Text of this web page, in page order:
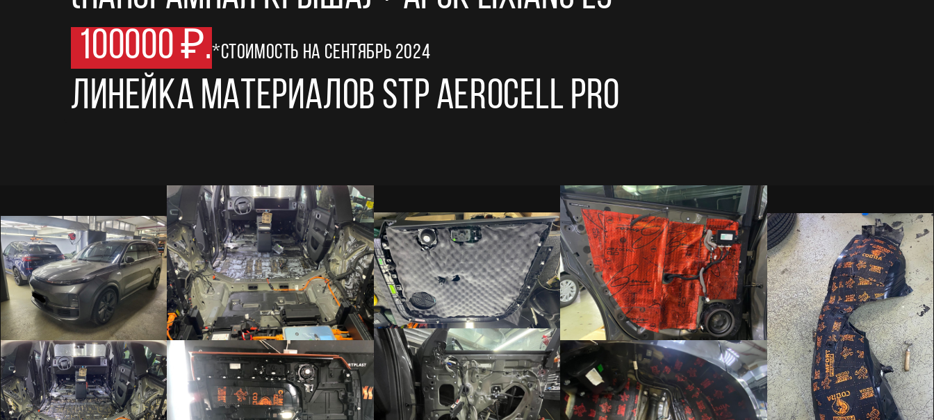
100000 ₽.*стоимость на сентябрь 2024
Линейка материалов stp aerocell pro